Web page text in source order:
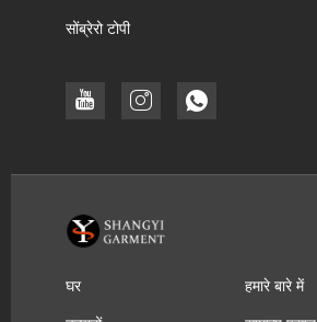
सोंब्रेरो टोपी
घर
हमारे बारे में